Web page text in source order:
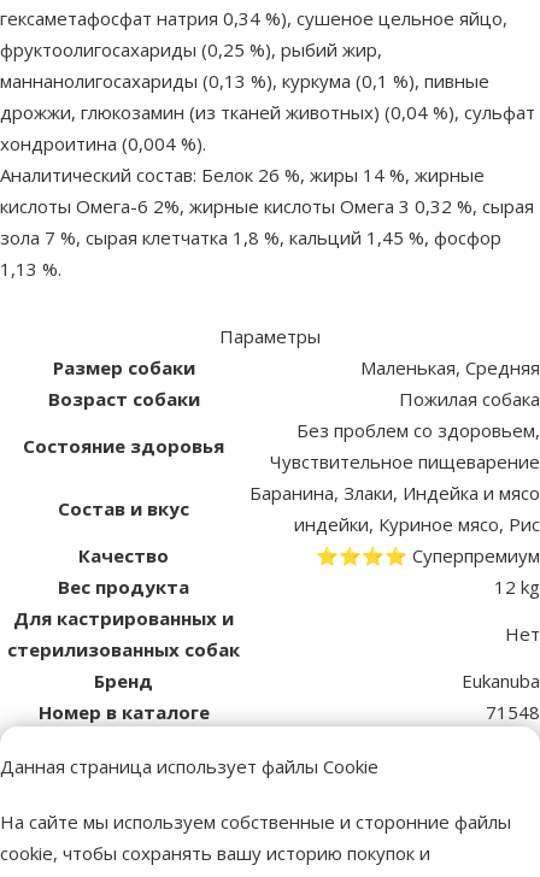
Данная страница использует файлы Cookie
На сайте мы используем собственные и сторонние файлы
cookie, чтобы сохранять вашу историю покупок и
гексаметафосфат натрия 0,34 %), сушеное цельное яйцо,
фруктоолигосахариды (0,25 %), рыбий жир,
маннанолигосахариды (0,13 %), куркума (0,1 %), пивные
дрожжи, глюкозамин (из тканей животных) (0,04 %), сульфат
хондроитина (0,004 %).
Аналитический состав: Белок 26 %, жиры 14 %, жирные
кислоты Омега-6 2%, жирные кислоты Омега 3 0,32 %, сырая
зола 7 %, сырая клетчатка 1,8 %, кальций 1,45 %, фосфор
1,13 %.
Параметры
Размер собаки
Маленькая, Средняя
Возраст собаки
Пожилая собака
Состояние здоровья
Без проблем со здоровьем,
Чувствительное пищеварение
Состав и вкус
Баранина, Злаки, Индейка и мясо
индейки, Куриное мясо, Рис
Качество
⭐⭐⭐⭐ Суперпремиум
Вес продукта
12 kg
Для кастрированных и
стерилизованных собак
Нет
Бренд
Eukanuba
Номер в каталоге
71548
8710255121390
Качество корма – что важно знать
Эконом
Самый низкий класс
Basic+